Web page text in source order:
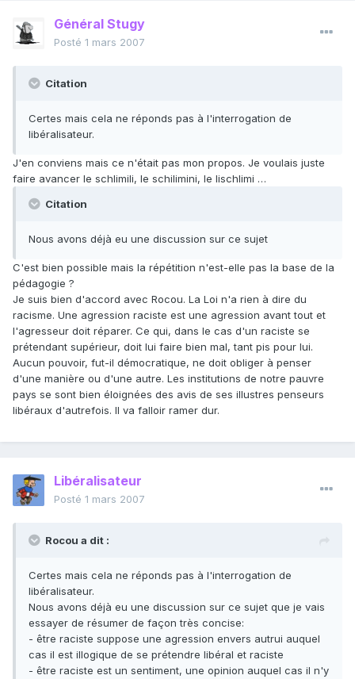
Général Stugy
Posté 1 mars 2007
Citation
Certes mais cela ne réponds pas à l'interrogation de
libéralisateur.
J'en conviens mais ce n'était pas mon propos. Je voulais juste
faire avancer le schlimili, le schilimini, le lischlimi …
Citation
Nous avons déjà eu une discussion sur ce sujet
C'est bien possible mais la répétition n'est-elle pas la base de la
pédagogie ?
Je suis bien d'accord avec Rocou. La Loi n'a rien à dire du
racisme. Une agression raciste est une agression avant tout et
l'agresseur doit réparer. Ce qui, dans le cas d'un raciste se
prétendant supérieur, doit lui faire bien mal, tant pis pour lui.
Aucun pouvoir, fut-il démocratique, ne doit obliger à penser
d'une manière ou d'une autre. Les institutions de notre pauvre
pays se sont bien éloignées des avis de ses illustres penseurs
libéraux d'autrefois. Il va falloir ramer dur.
Libéralisateur
Posté 1 mars 2007
Rocou a dit :
Certes mais cela ne réponds pas à l'interrogation de
libéralisateur.
Nous avons déjà eu une discussion sur ce sujet que je vais
essayer de résumer de façon très concise:
- être raciste suppose une agression envers autrui auquel
cas il est illogique de se prétendre libéral et raciste
- être raciste est un sentiment, une opinion auquel cas il n'y